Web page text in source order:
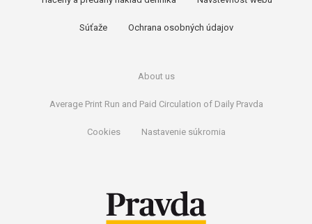
Súťaže Ochrana osobných údajov
About us
Average Print Run and Paid Circulation of Daily Pravda
Cookies Nastavenie súkromia